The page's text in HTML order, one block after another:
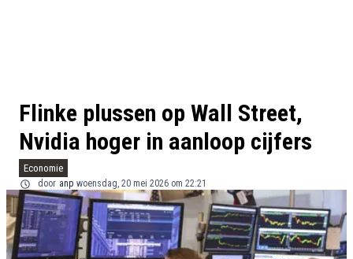
Flinke plussen op Wall Street,
Nvidia hoger in aanloop cijfers
Economie
door anp woensdag, 20 mei 2026 om 22:21